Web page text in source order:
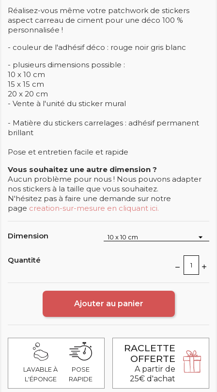
Réalisez-vous même votre patchwork de stickers
aspect carreau de ciment pour une déco 100 %
personnalisée !
- couleur de l'adhésif déco : rouge noir gris blanc
- plusieurs dimensions possible :
10 x 10 cm
15 x 15 cm
20 x 20 cm
- Vente à l'unité du sticker mural
- Matière du stickers carrelages : adhésif permanent
brillant
Pose et entretien facile et rapide
Vous souhaitez une autre dimension ?
Aucun problème pour nous ! Nous pouvons adapter
nos stickers à la taille que vous souhaitez.
N'hésitez pas à faire une demande sur notre
page creation-sur-mesure en cliquant ici.
Dimension
Quantité
Ajouter au panier
LAVABLE À
L'ÉPONGE
POSE
RAPIDE
RACLETTE
OFFERTE
A partir de
25€ d'achat